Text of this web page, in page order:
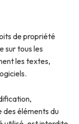
de propriété
sur tous les
les textes,
éléments du